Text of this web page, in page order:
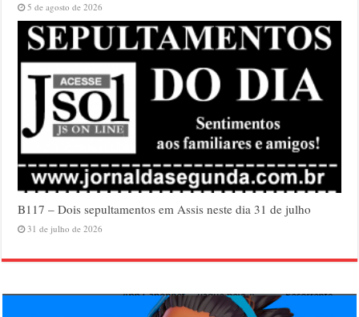
5 de agosto de 2026
B117 – Dois sepultamentos em Assis neste dia 31 de julho
31 de julho de 2026